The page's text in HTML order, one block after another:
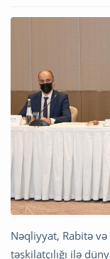
Nəqliyyat, Rabitə
təşkilatçılığı ilə